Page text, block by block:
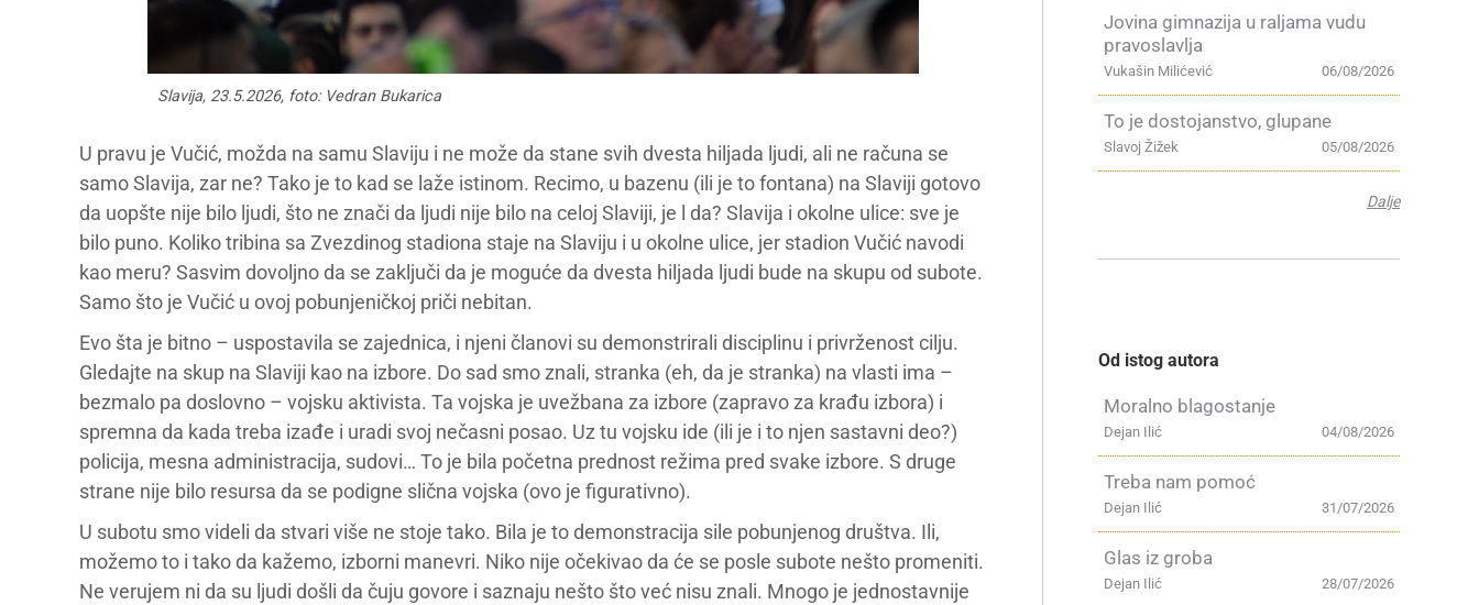
Slavija, 23.5.2026, foto: Vedran Bukarica
U pravu je Vučić, možda na samu Slaviju i ne može da stane svih dvesta hiljada ljudi, ali ne računa se
samo Slavija, zar ne? Tako je to kad se laže istinom. Recimo, u bazenu (ili je to fontana) na Slaviji gotovo
da uopšte nije bilo ljudi, što ne znači da ljudi nije bilo na celoj Slaviji, je l da? Slavija i okolne ulice: sve je
bilo puno. Koliko tribina sa Zvezdinog stadiona staje na Slaviju i u okolne ulice, jer stadion Vučić navodi
kao meru? Sasvim dovoljno da se zaključi da je moguće da dvesta hiljada ljudi bude na skupu od subote.
Samo što je Vučić u ovoj pobunjeničkoj priči nebitan.
Evo šta je bitno – uspostavila se zajednica, i njeni članovi su demonstrirali disciplinu i privrženost cilju.
Gledajte na skup na Slaviji kao na izbore. Do sad smo znali, stranka (eh, da je stranka) na vlasti ima –
bezmalo pa doslovno – vojsku aktivista. Ta vojska je uvežbana za izbore (zapravo za krađu izbora) i
spremna da kada treba izađe i uradi svoj nečasni posao. Uz tu vojsku ide (ili je i to njen sastavni deo?)
policija, mesna administracija, sudovi… To je bila početna prednost režima pred svake izbore. S druge
strane nije bilo resursa da se podigne slična vojska (ovo je figurativno).
U subotu smo videli da stvari više ne stoje tako. Bila je to demonstracija sile pobunjenog društva. Ili,
možemo to i tako da kažemo, izborni manevri. Niko nije očekivao da će se posle subote nešto promeniti.
Ne verujem ni da su ljudi došli da čuju govore i saznaju nešto što već nisu znali. Mnogo je jednostavnije
Jovina gimnazija u raljama vudu
pravoslavlja
06/08/2026
Vukašin Milićević
To je dostojanstvo, glupane
05/08/2026
Slavoj Žižek
Dalje
Od istog autora
Moralno blagostanje
04/08/2026
Dejan Ilić
Treba nam pomoć
31/07/2026
Dejan Ilić
Glas iz groba
28/07/2026
Dejan Ilić